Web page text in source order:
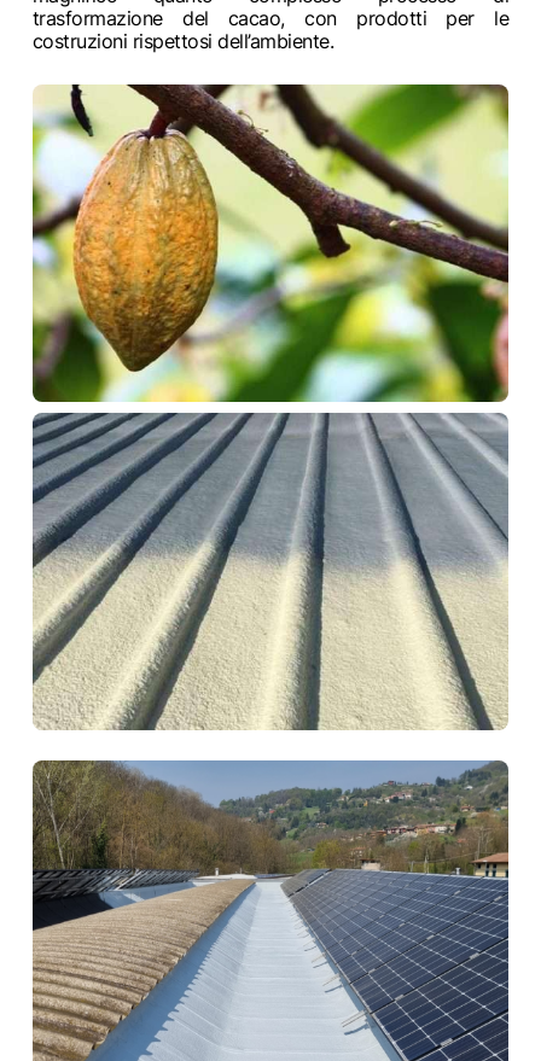
trasformazione del cacao, con prodotti per le
costruzioni rispettosi dell’ambiente.